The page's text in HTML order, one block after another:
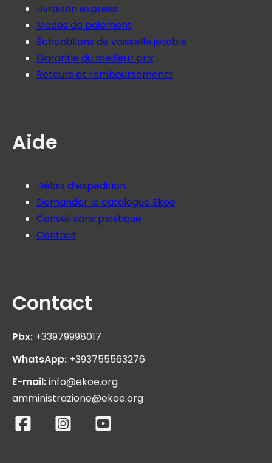
Livraison express
Modes de paiement
Échantillons de vaisselle jetable
Garantie du meilleur prix
Retours et remboursements
Aide
Délais d’expédition
Demander le catalogue Ekoe
Conseil sans plastique
Contact
Contact
Pbx: +33979998017
WhatsApp: +393755563276
E-mail:info@ekoe.org
amministrazione@ekoe.org